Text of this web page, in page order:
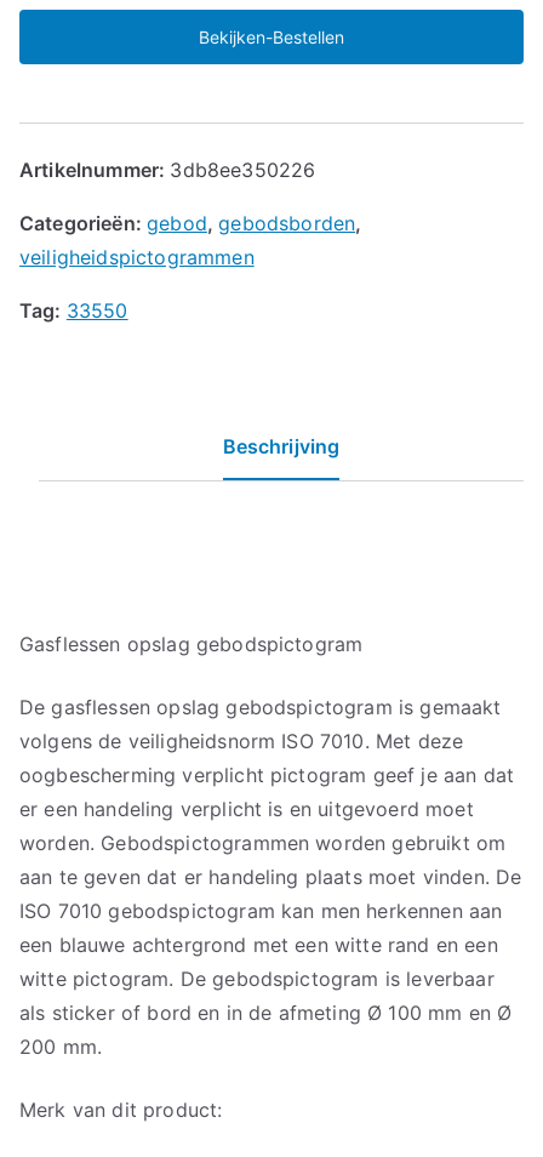
Bekijken-Bestellen
Artikelnummer: 3db8ee350226
Categorieën:gebod,gebodsborden,
veiligheidspictogrammen
Tag: 33550
Beschrijving
Gasflessen opslag gebodspictogram
De gasflessen opslag gebodspictogram is gemaakt
volgens de veiligheidsnorm ISO 7010. Met deze
oogbescherming verplicht pictogram geef je aan dat
er een handeling verplicht is en uitgevoerd moet
worden. Gebodspictogrammen worden gebruikt om
aan te geven dat er handeling plaats moet vinden. De
ISO 7010 gebodspictogram kan men herkennen aan
een blauwe achtergrond met een witte rand en een
witte pictogram. De gebodspictogram is leverbaar
als sticker of bord en in de afmeting Ø 100 mm en Ø
200 mm.
Merk van dit product: